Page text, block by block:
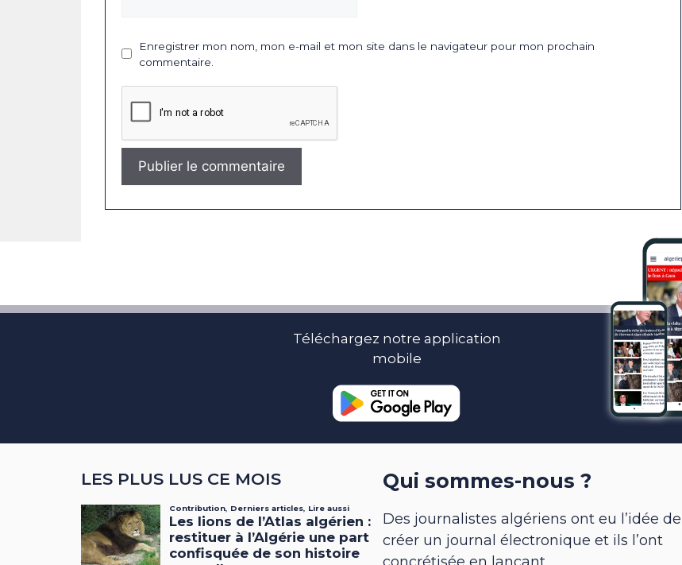
Enregistrer mon nom, mon e-mail et mon site dans le navigateur pour mon prochain
commentaire.
Téléchargez notre application
mobile
LES PLUS LUS CE MOIS Qui sommes-nous ?
Des journalistes algériens ont eu l’idée de
créer un journal électronique et ils l’ont